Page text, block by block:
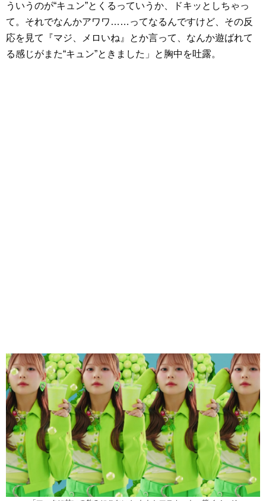
ういうのが“キュン”とくるっていうか、ドキッとしちゃっ
て。それでなんかアワワ……ってなるんですけど、その反
応を見て『マジ、メロいね』とか言って、なんか遊ばれて
る感じがまた“キュン”ときました」と胸中を吐露。